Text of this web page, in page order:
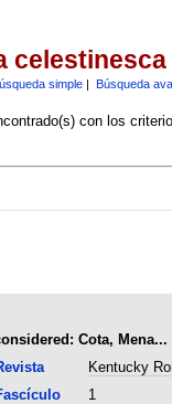
celestinesca
simple| Búsqueda
con los
Cota,
Kentucky
1